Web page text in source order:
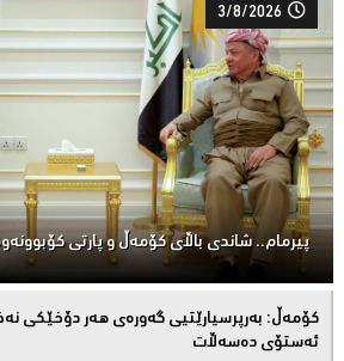
3/8/2026
پیرمام.. شاندی باڵای كۆمه‌ڵ و پارتی
كۆمەڵ: بەرپرسیارێتیی گەورەی هەر دۆخێکی
ئەستۆی دەسەڵات